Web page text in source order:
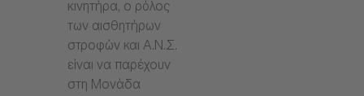
κινητήρα, ο ρόλος
των αισθητήρων
στροφών και Α.Ν.Σ.
είναι να παρέχουν
στη Μονάδα